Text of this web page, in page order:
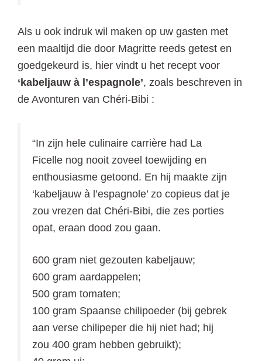
Als u ook indruk wil maken op uw gasten met
een maaltijd die door Magritte reeds getest en
goedgekeurd is, hier vindt u het recept voor
‘kabeljauw à l’espagnole’, zoals beschreven in
de Avonturen van Chéri-Bibi :
“In zijn hele culinaire carrière had La
Ficelle nog nooit zoveel toewijding en
enthousiasme getoond. En hij maakte zijn
‘kabeljauw à l’espagnole’ zo copieus dat je
zou vrezen dat Chéri-Bibi, die zes porties
opat, eraan dood zou gaan.
600 gram niet gezouten kabeljauw;
600 gram aardappelen;
500 gram tomaten;
100 gram Spaanse chilipoeder (bij gebrek
aan verse chilipeper die hij niet had; hij
zou 400 gram hebben gebruikt);